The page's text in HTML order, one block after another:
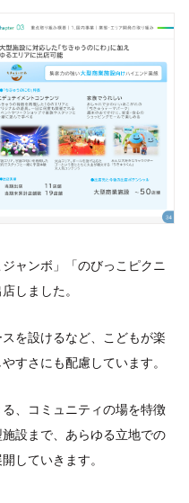
ャンボ」「のびっこピクニ
しました。
を設けるなど、こどもが楽
すさにも配慮しています。
、コミュニティの場を特徴
設まで、あらゆる立地での
していきます。